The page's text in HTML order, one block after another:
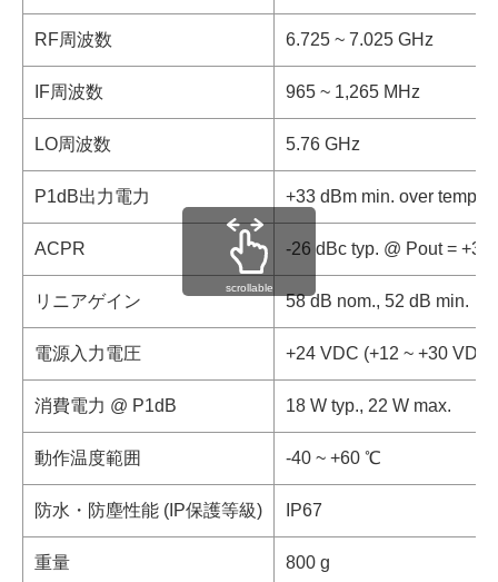
RF周波数 6.725 ~ 7.025 GHz
IF周波数 965 ~ 1,265 MHz
LO周波数 5.76 GHz
P1dB出力電力 +33 dBm min. over
ACPR -26 dBc typ. @ Pout = +33
リニアゲイン 58 dB nom., 52 dB min.
電源入力電圧 +24 VDC (+12 ~ +30 VDC)
消費電力 @ P1dB 18 W typ., 22 W max.
動作温度範囲 -40 ~ +60 ℃
防水・防塵性能 (IP保護等級) IP67
重量 800 g
scrollable